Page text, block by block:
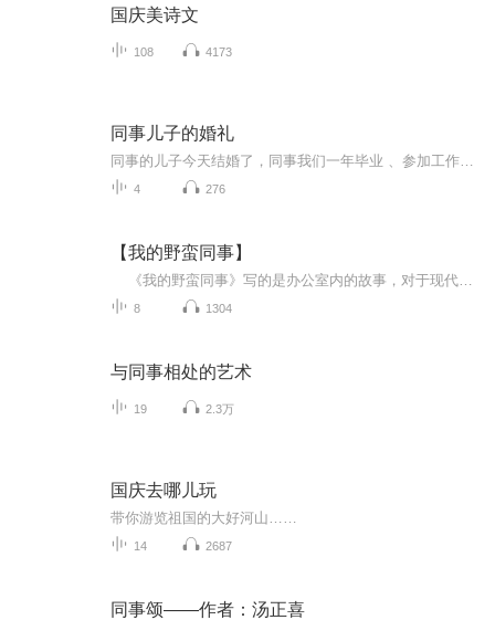
国庆美诗文
108 4173
同事儿子的婚礼
4 276
【我的野蛮同事】
8 1304
与同事相处的艺术
19 2.3万
国庆去哪儿玩
带你游览祖国的大好河山……
14 2687
同事颂——作者：汤正喜